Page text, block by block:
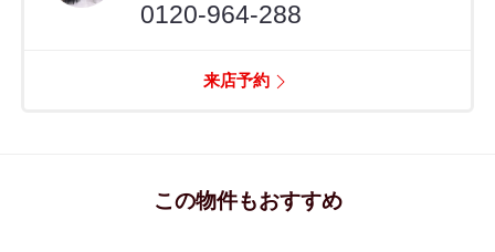
0120-964-288
来店予約
この物件もおすすめ